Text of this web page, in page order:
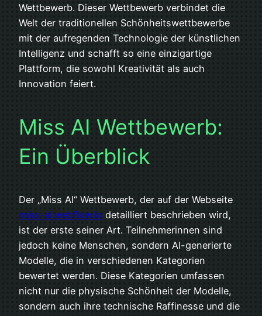
Wettbewerb. Dieser Wettbewerb verbindet die
Welt der traditionellen Schönheitswettbewerbe
mit der aufregenden Technologie der künstlichen
Intelligenz und schafft so eine einzigartige
Plattform, die sowohl Kreativität als auch
Innovation feiert.
Miss AI Wettbewerb:
Ein Überblick
Der „Miss AI“ Wettbewerb, der auf der Webseite
miss-ai.webflow.io detailliert beschrieben wird,
ist der erste seiner Art. Teilnehmerinnen sind
jedoch keine Menschen, sondern AI-generierte
Modelle, die in verschiedenen Kategorien
bewertet werden. Diese Kategorien umfassen
nicht nur die physische Schönheit der Modelle,
sondern auch ihre technische Raffinesse und die